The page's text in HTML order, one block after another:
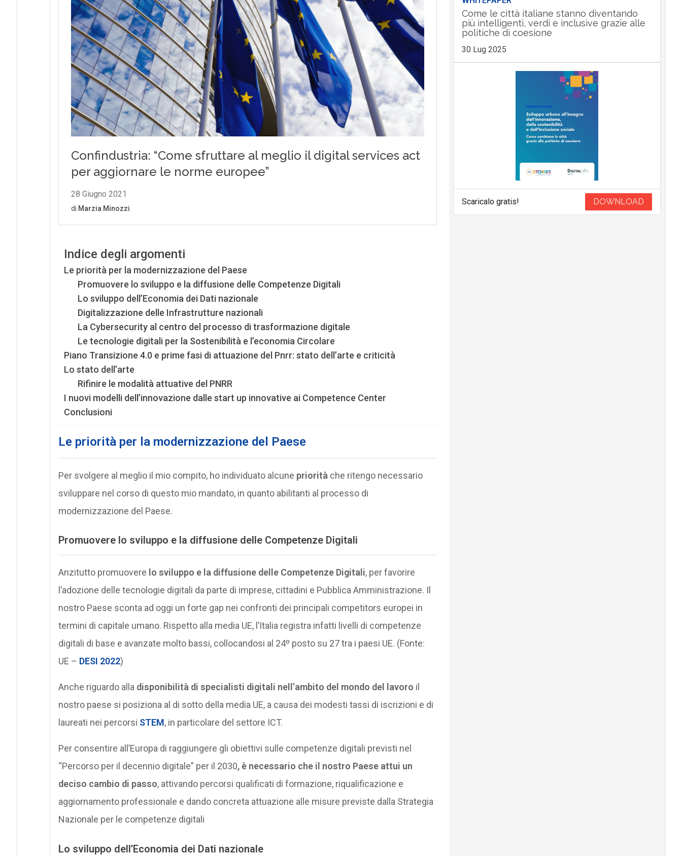
Indice degli argomenti
Le priorità per la modernizzazione del Paese
Promuovere lo sviluppo e la diffusione delle Competenze Digitali
Lo sviluppo dell’Economia dei Dati nazionale
Digitalizzazione delle Infrastrutture nazionali
La Cybersecurity al centro del processo di trasformazione digitale
Le tecnologie digitali per la Sostenibilità e l’economia Circolare
Piano Transizione 4.0 e prime fasi di attuazione del Pnrr: stato dell’arte e criticità
Lo stato dell’arte
Rifinire le modalità attuative del PNRR
I nuovi modelli dell’innovazione dalle start up innovative ai Competence Center
Conclusioni
Le priorità per la modernizzazione del Paese
Per svolgere al meglio il mio compito, ho individuato alcune priorità che ritengo necessario
sviluppare nel corso di questo mio mandato, in quanto abilitanti al processo di
modernizzazione del Paese.
Promuovere lo sviluppo e la diffusione delle Competenze Digitali
Anzitutto promuovere lo sviluppo e la diffusione delle Competenze Digitali, per favorire
l’adozione delle tecnologie digitali da parte di imprese, cittadini e Pubblica Amministrazione. Il
nostro Paese sconta ad oggi un forte gap nei confronti dei principali competitors europei in
termini di capitale umano. Rispetto alla media UE, l’Italia registra infatti livelli di competenze
digitali di base e avanzate molto bassi, collocandosi al 24º posto su 27 tra i paesi UE. (Fonte:
UE – DESI 2022)
Anche riguardo alla disponibilità di specialisti digitali nell’ambito del mondo del lavoro il
nostro paese si posiziona al di sotto della media UE, a causa dei modesti tassi di iscrizioni e di
laureati nei percorsi STEM, in particolare del settore ICT.
Per consentire all’Europa di raggiungere gli obiettivi sulle competenze digitali previsti nel
“Percorso per il decennio digitale” per il 2030, è necessario che il nostro Paese attui un
deciso cambio di passo, attivando percorsi qualificati di formazione, riqualificazione e
aggiornamento professionale e dando concreta attuazione alle misure previste dalla Strategia
Nazionale per le competenze digitali
Lo sviluppo dell’Economia dei Dati nazionale
Come le città italiane stanno diventando
più intelligenti, verdi e inclusive grazie alle
politiche di coesione
30 Lug 2025
Scaricalo gratis! DOWNLOAD